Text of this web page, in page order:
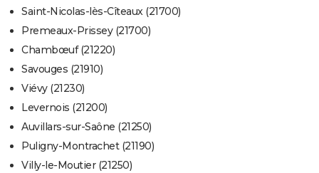
Saint-Nicolas-lès-Cîteaux (21700)
Premeaux-Prissey (21700)
Chambœuf (21220)
Savouges (21910)
Viévy (21230)
Levernois (21200)
Auvillars-sur-Saône (21250)
Puligny-Montrachet (21190)
Villy-le-Moutier (21250)